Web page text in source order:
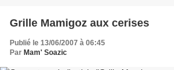
Grille Mamigoz aux cerises
Publié le 13/06/2007 à 06:45
Par Mam' Soazic